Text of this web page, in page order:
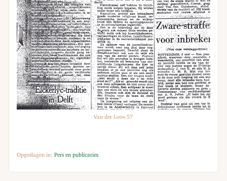
Van der Loos-57
Opgeslagen in:Pers en publicaties